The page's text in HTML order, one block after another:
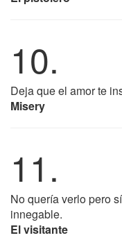
10.
Deja que el amor te
Misery
11.
No quería verlo pero
innegable.
El visitante